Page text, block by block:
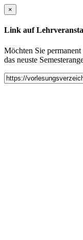
×
Link auf
Möchten Sie
das neuste